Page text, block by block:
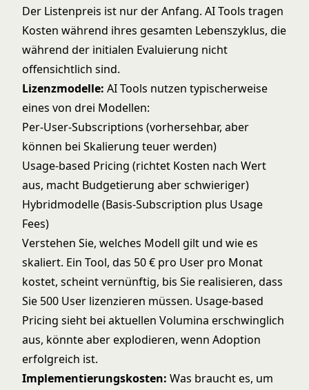
Der Listenpreis ist nur der Anfang. AI Tools tragen
Kosten während ihres gesamten Lebenszyklus, die
während der initialen Evaluierung nicht
offensichtlich sind.
Lizenzmodelle: AI Tools nutzen typischerweise
eines von drei Modellen:
Per-User-Subscriptions (vorhersehbar, aber
können bei Skalierung teuer werden)
Usage-based Pricing (richtet Kosten nach Wert
aus, macht Budgetierung aber schwieriger)
Hybridmodelle (Basis-Subscription plus Usage
Fees)
Verstehen Sie, welches Modell gilt und wie es
skaliert. Ein Tool, das 50 € pro User pro Monat
kostet, scheint vernünftig, bis Sie realisieren, dass
Sie 500 User lizenzieren müssen. Usage-based
Pricing sieht bei aktuellen Volumina erschwinglich
aus, könnte aber explodieren, wenn Adoption
erfolgreich ist.
Implementierungskosten: Was braucht es, um